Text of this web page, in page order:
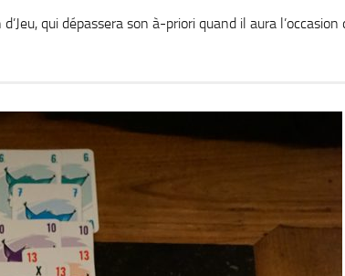
qui dépassera son à-priori quand il aura l’occasion